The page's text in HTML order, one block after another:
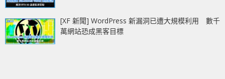
[XF 新聞] WordPress 新漏洞已遭大規模利用 數千
萬網站恐成黑客目標